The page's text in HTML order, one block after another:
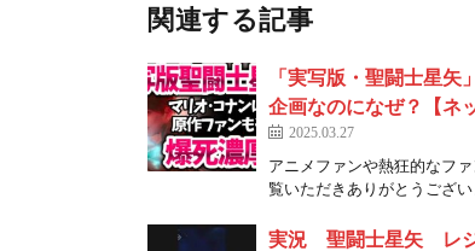
関連する記事
「実写版・聖闘士星
企画なのになぜ？【ネ
2025.03.27
アニメファンや熱狂的なフ
覧いただきありがとうござ
実況 聖闘士星矢 レ